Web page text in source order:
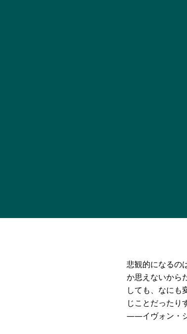
悲観的になるの
か思えないから
しても、なにも
じことだった
――イヴォン・